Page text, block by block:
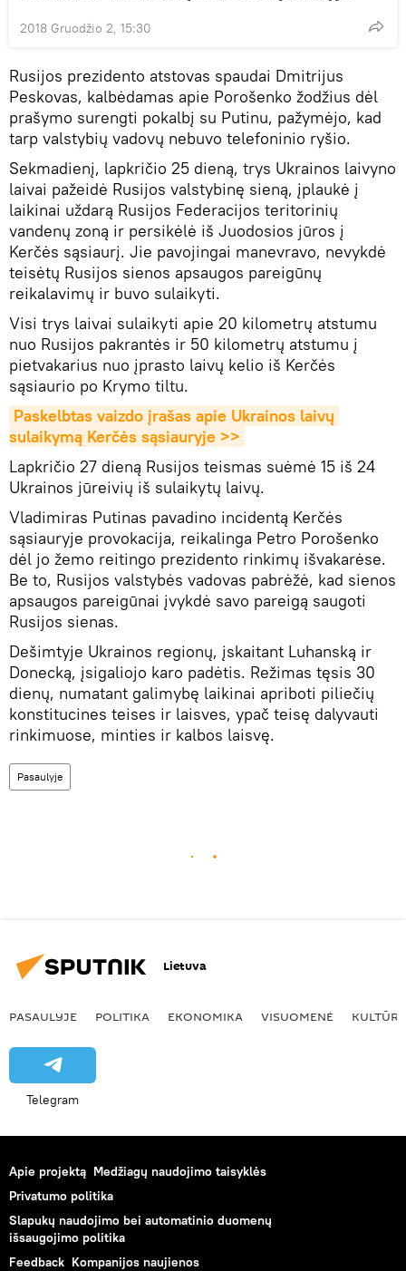
2018 Gruodžio 2, 15:30
Rusijos prezidento atstovas spaudai Dmitrijus
Peskovas, kalbėdamas apie Porošenko žodžius dėl
prašymo surengti pokalbį su Putinu, pažymėjo, kad
tarp valstybių vadovų nebuvo telefoninio ryšio.
Sekmadienį, lapkričio 25 dieną, trys Ukrainos laivyno
laivai pažeidė Rusijos valstybinę sieną, įplaukė į
laikinai uždarą Rusijos Federacijos teritorinių
vandenų zoną ir persikėlė iš Juodosios jūros į
Kerčės sąsiaurį. Jie pavojingai manevravo, nevykdė
teisėtų Rusijos sienos apsaugos pareigūnų
reikalavimų ir buvo sulaikyti.
Visi trys laivai sulaikyti apie 20 kilometrų atstumu
nuo Rusijos pakrantės ir 50 kilometrų atstumu į
pietvakarius nuo įprasto laivų kelio iš Kerčės
sąsiaurio po Krymo tiltu.
Paskelbtas vaizdo įrašas apie Ukrainos laivų
sulaikymą Kerčės sąsiauryje >>
Lapkričio 27 dieną Rusijos teismas suėmė 15 iš 24
Ukrainos jūreivių iš sulaikytų laivų.
Vladimiras Putinas pavadino incidentą Kerčės
sąsiauryje provokacija, reikalinga Petro Porošenko
dėl jo žemo reitingo prezidento rinkimų išvakarėse.
Be to, Rusijos valstybės vadovas pabrėžė, kad sienos
apsaugos pareigūnai įvykdė savo pareigą saugoti
Rusijos sienas.
Dešimtyje Ukrainos regionų, įskaitant Luhanską ir
Donecką, įsigaliojo karo padėtis. Režimas tęsis 30
dienų, numatant galimybę laikinai apriboti piliečių
konstitucines teises ir laisves, ypač teisę dalyvauti
rinkimuose, minties ir kalbos laisvę.
Pasaulyje
Lietuva
PASAULYJE POLITIKA EKONOMIKA VISUOMENĖ KULTŪRA
Telegram
Apie projektą Medžiagų naudojimo taisyklės
Privatumo politika
Slapukų naudojimo bei automatinio duomenų
išsaugojimo politika
Feedback Kompanijos naujienos